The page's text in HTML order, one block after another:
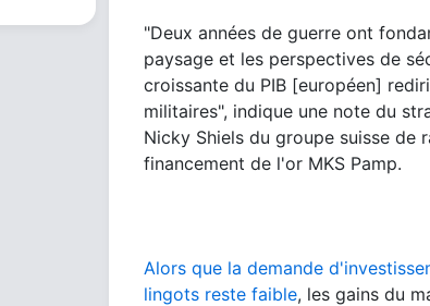
"Deux années de guerre ont
paysage et les perspectives de
croissante du PIB [européen]
militaires", indique une note du
Nicky Shiels du groupe suisse de
financement de l'or MKS Pamp.
Alors que la demande
lingots reste faible, les gains du